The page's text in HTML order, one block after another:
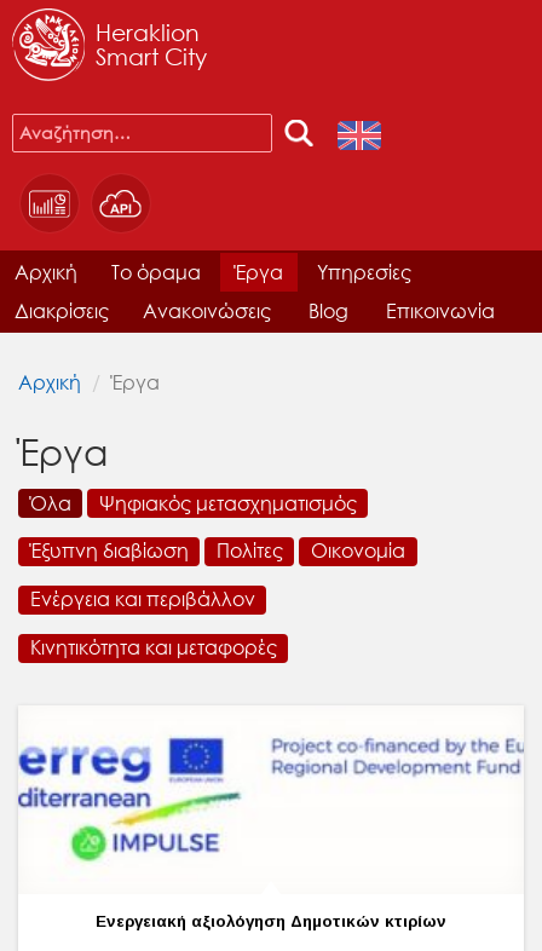
Heraklion
Smart City
Αρχική Το όραμα Έργα
Υπηρεσίες
Διακρίσεις
Ανακοινώσεις Blog Επικοινωνία
Αρχική Έργα
Έργα
Όλα
Ψηφιακός μετασχηματισμός
Έξυπνη διαβίωση
Πολίτες
Οικονομία
Ενέργεια και περιβάλλον
Κινητικότητα και μεταφορές
Ενεργειακή αξιολόγηση Δημοτικών κτιρίων